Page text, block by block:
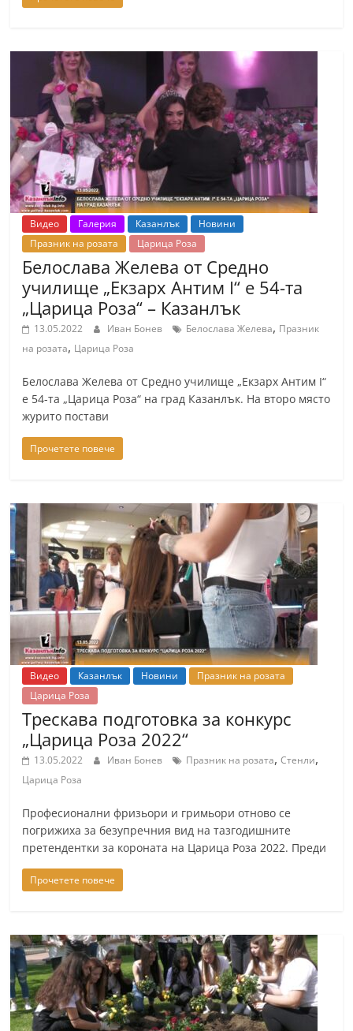
Видео Галерия Казанлък
Новини
Празник на розата
Царица Роза
Белослава Желева от Средно
училище „Екзарх Антим I“ е 54-та
„Царица Роза“ – Казанлък
13.05.2022 Иван Бонев Белослава Желева, Празник
на розата, Царица Роза
Белослава Желева от Средно училище „Екзарх Антим I“
е 54-та „Царица Роза“ на град Казанлък. На второ място
журито постави
Прочетете повече
Видео Казанлък Новини
Празник на розата
Царица Роза
Трескава подготовка за конкурс
„Царица Роза 2022“
13.05.2022 Иван Бонев Празник на розата,Стенли,
Царица Роза
Професионални фризьори и гримьори отново се
погрижиха за безупречния вид на тазгодишните
претендентки за короната на Царица Роза 2022. Преди
Прочетете повече